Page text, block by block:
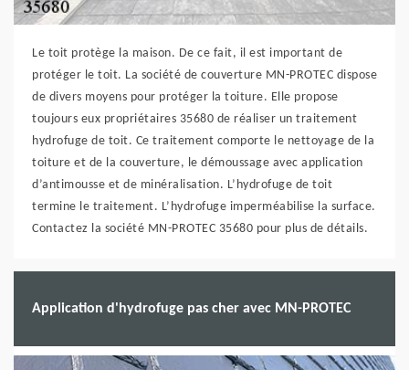
Le toit protège la maison. De ce fait, il est important de
protéger le toit. La société de couverture MN-PROTEC dispose
de divers moyens pour protéger la toiture. Elle propose
toujours eux propriétaires 35680 de réaliser un traitement
hydrofuge de toit. Ce traitement comporte le nettoyage de la
toiture et de la couverture, le démoussage avec application
d’antimousse et de minéralisation. L’hydrofuge de toit
termine le traitement. L’hydrofuge imperméabilise la surface.
Contactez la société MN-PROTEC 35680 pour plus de détails.
Application d'hydrofuge pas cher avec MN-PROTEC